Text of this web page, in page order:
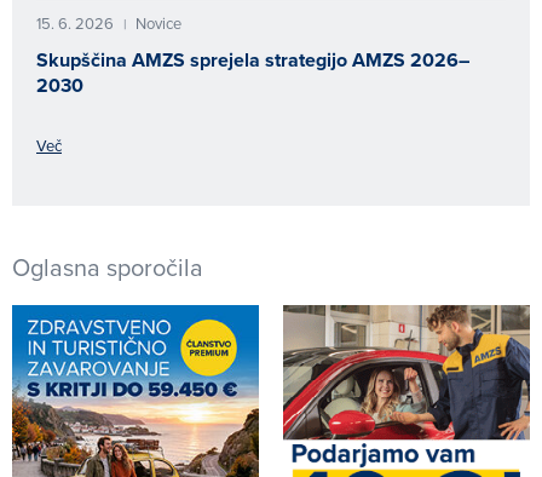
15. 6. 2026 | Novice
Skupščina AMZS sprejela strategijo AMZS 2026–
2030
Več
Oglasna sporočila